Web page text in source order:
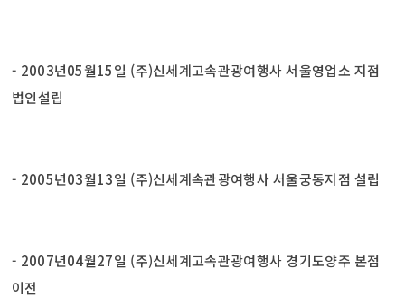
- 2003년05월15일 (주)신세계고속관광여행사 서울영업소 지점
법인설립
- 2005년03월13일 (주)신세계속관광여행사 서울궁동지점 설립
- 2007년04월27일 (주)신세계고속관광여행사 경기도양주 본점
이전